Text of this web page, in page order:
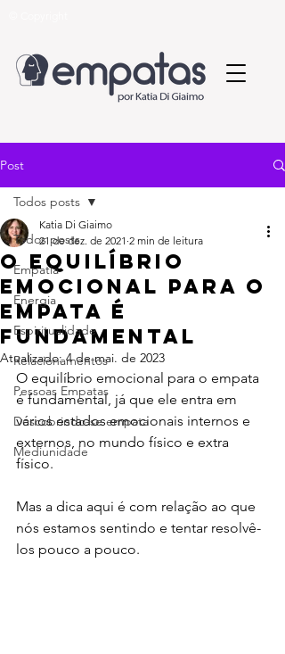
Post
Todos posts
Empatia
Energia
Espiritualidade
Relacionamentos
Pessoas Empatas
Descobrindo-se empata
Mediunidade
Todos posts
O equilíbrio
emocional para o
empata é
fundamental
Katia Di Giaimo
21 de dez. de 2021 2 min de leitura
Atualizado:4 de mai. de 2023
O equilíbrio emocional para o empata
é fundamental, já que ele entra em
vários estados emocionais internos e
externos, no mundo físico e extra
físico.
Mas a dica aqui é com relação ao que
nós estamos sentindo e tentar resolvê-
los pouco a pouco.